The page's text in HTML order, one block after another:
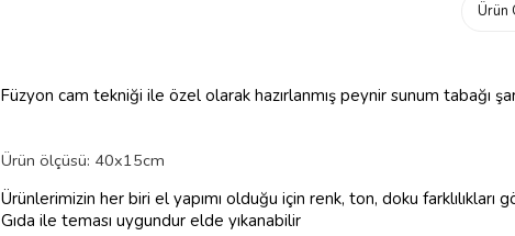
Ürün
Füzyon cam tekniği ile özel olarak hazırlanmış peynir sunum tabağı
Ürün ölçüsü: 40x15cm
Ürünlerimizin her biri el yapımı olduğu için renk, ton, doku farklılıkları
Gıda ile teması uygundur elde yıkanabilir